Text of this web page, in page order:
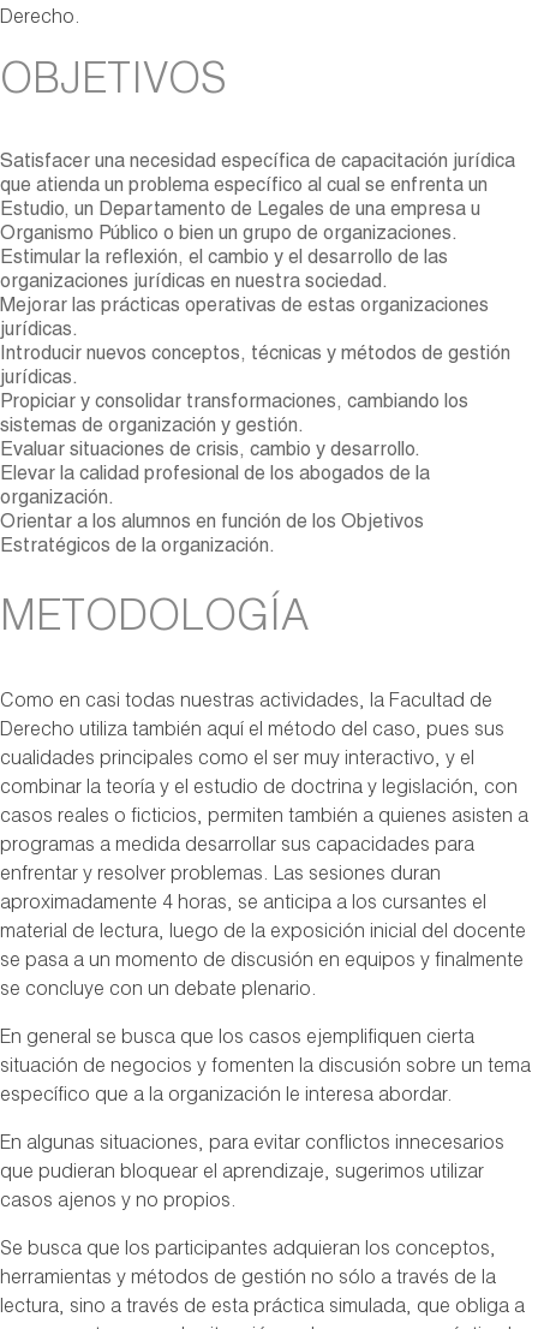
Derecho.
OBJETIVOS
Satisfacer una necesidad específica de capacitación jurídica
que atienda un problema específico al cual se enfrenta un
Estudio, un Departamento de Legales de una empresa u
Organismo Público o bien un grupo de organizaciones.
Estimular la reflexión, el cambio y el desarrollo de las
organizaciones jurídicas en nuestra sociedad.
Mejorar las prácticas operativas de estas organizaciones
jurídicas.
Introducir nuevos conceptos, técnicas y métodos de gestión
jurídicas.
Propiciar y consolidar transformaciones, cambiando los
sistemas de organización y gestión.
Evaluar situaciones de crisis, cambio y desarrollo.
Elevar la calidad profesional de los abogados de la
organización.
Orientar a los alumnos en función de los Objetivos
Estratégicos de la organización.
METODOLOGÍA
Como en casi todas nuestras actividades, la Facultad de
Derecho utiliza también aquí el método del caso, pues sus
cualidades principales como el ser muy interactivo, y el
combinar la teoría y el estudio de doctrina y legislación, con
casos reales o ficticios, permiten también a quienes asisten a
programas a medida desarrollar sus capacidades para
enfrentar y resolver problemas. Las sesiones duran
aproximadamente 4 horas, se anticipa a los cursantes el
material de lectura, luego de la exposición inicial del docente
se pasa a un momento de discusión en equipos y finalmente
se concluye con un debate plenario.
En general se busca que los casos ejemplifiquen cierta
situación de negocios y fomenten la discusión sobre un tema
específico que a la organización le interesa abordar.
En algunas situaciones, para evitar conflictos innecesarios
que pudieran bloquear el aprendizaje, sugerimos utilizar
casos ajenos y no propios.
Se busca que los participantes adquieran los conceptos,
herramientas y métodos de gestión no sólo a través de la
lectura, sino a través de esta práctica simulada, que obliga a